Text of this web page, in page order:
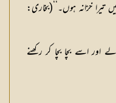
تیرا خزانہ ہوں۔‘‘(بخاری:
اور اسے بچا بچا کر رکھنے